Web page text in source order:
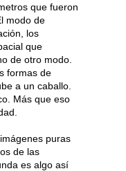
que fueron
modo de
los
que
de otro modo.
formas de
a un caballo.
Más que eso
puras
de las
es algo así